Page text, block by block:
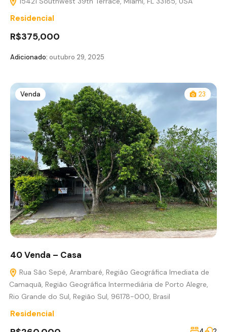
Residencial
R$375,000
Adicionado: outubro 29, 2025
Venda 23
40 Venda – Casa
Rua São Sepé, Arambaré, Região Geográfica Imediata de
Camaquã, Região Geográfica Intermediária de Porto Alegre,
Rio Grande do Sul, Região Sul, 96178-000, Brasil
Residencial